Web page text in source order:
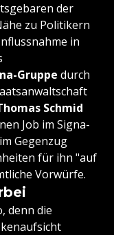
der
zu Politikern
in
Gruppe durch
Schmid
Job im Signa-
Gegenzug
für ihn "auf
Vorwürfe.
denn die